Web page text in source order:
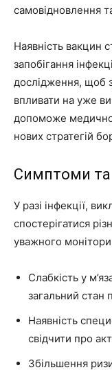
самовідновлення
Наявність вакцин
запобігання
дослідження, щоб
впливати на уже
допоможе
нових стратегій
Симптоми та
У разі інфекції,
спостерігатися
уважного
Слабкість у
загальний стан
Наявність
свідчити про
Збільшення